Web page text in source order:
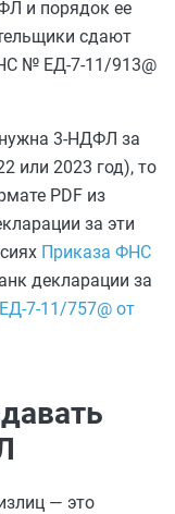
и порядок ее
сдают
№ ЕД-7-11/913@
3-НДФЛ за
или 2023 год), то
PDF из
за эти
Приказа ФНС
декларации за
7-11/757@ от
— это